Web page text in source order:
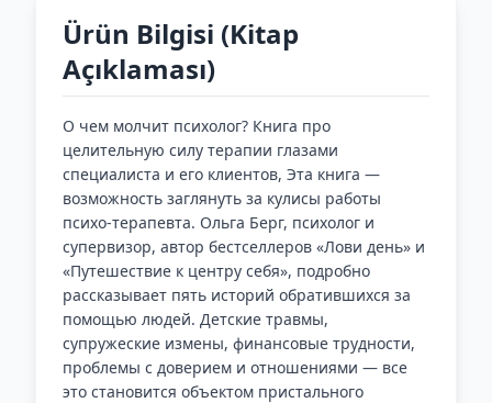
Ürün Bilgisi (Kitap
Açıklaması)
О чем молчит психолог? Книга про
целительную силу терапии глазами
специалиста и его клиентов, Эта книга —
возможность заглянуть за кулисы работы
психо-терапевта. Ольга Берг, психолог и
супервизор, автор бестселлеров «Лови день» и
«Путешествие к центру себя», подробно
рассказывает пять историй обратившихся за
помощью людей. Детские травмы,
супружеские измены, финансовые трудности,
проблемы с доверием и отношениями — все
это становится объектом пристального